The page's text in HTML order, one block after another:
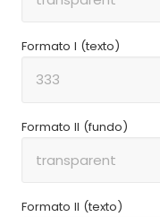
Formato I (texto)
Formato II (fundo)
Formato II (texto)